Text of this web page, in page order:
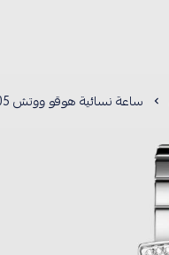
ساعة نسائية هوقو ووتش 258005